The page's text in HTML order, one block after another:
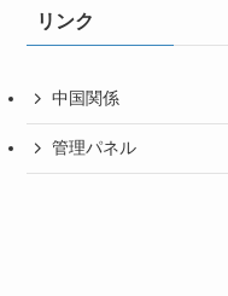
リンク
中国関係
管理パネル